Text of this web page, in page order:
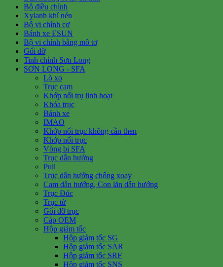
Bộ điều chỉnh
Xylanh khí nén
Bộ vi chỉnh cơ
Bánh xe ESUN
Bộ vi chỉnh bằng mô tơ
Gối đỡ
Tinh chỉnh Sơn Long
SƠN LONG - SFA
Lò xo
Trục cam
Khớp nối trụ linh hoạt
Khóa trục
Bánh xe
IMAO
Khớp nối trục không cần then
Khớp nối trục
Vòng bi SFA
Trục dẫn hướng
Puli
Trục dẫn hướng chống xoay
Cam dẫn hướng, Con lăn dẫn hướng
Trục Đúc
Trục từ
Gối đỡ trục
Cáp OEM
Hộp giảm tốc
Hộp giảm tốc SG
Hộp giảm tốc SAR
Hộp giảm tốc SRF
Hộp giảm tốc SNS